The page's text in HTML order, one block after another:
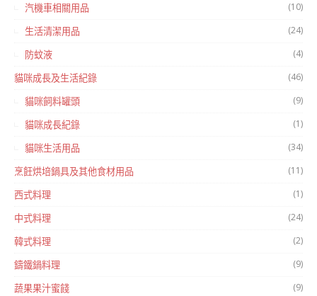
汽機車相關用品 (10)
生活清潔用品 (24)
防蚊液 (4)
貓咪成長及生活紀錄 (46)
貓咪飼料罐頭 (9)
貓咪成長紀錄 (1)
貓咪生活用品 (34)
烹飪烘培鍋具及其他食材用品 (11)
西式料理 (1)
中式料理 (24)
韓式料理 (2)
鑄鐵鍋料理 (9)
蔬果果汁蜜餞 (9)